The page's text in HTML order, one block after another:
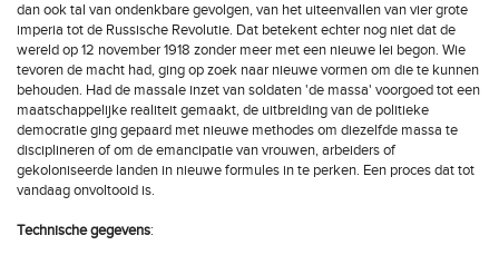
dan ook tal van ondenkbare gevolgen, van het uiteenvallen van vier grote
imperia tot de Russische Revolutie. Dat betekent echter nog niet dat de
wereld op 12 november 1918 zonder meer met een nieuwe lei begon. Wie
tevoren de macht had, ging op zoek naar nieuwe vormen om die te kunnen
behouden. Had de massale inzet van soldaten 'de massa' voorgoed tot een
maatschappelijke realiteit gemaakt, de uitbreiding van de politieke
democratie ging gepaard met nieuwe methodes om diezelfde massa te
disciplineren of om de emancipatie van vrouwen, arbeiders of
gekoloniseerde landen in nieuwe formules in te perken. Een proces dat tot
vandaag onvoltooid is.
Technische gegevens: